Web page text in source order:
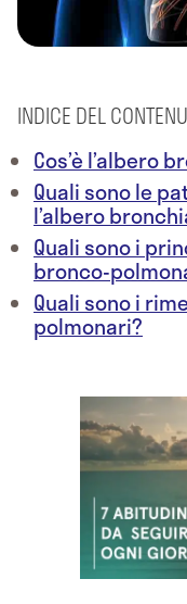
INDICE DEL
Cos’è l’albero
Quali sono le
l’albero
Quali sono i
bronco-
Quali sono i
polmonari?